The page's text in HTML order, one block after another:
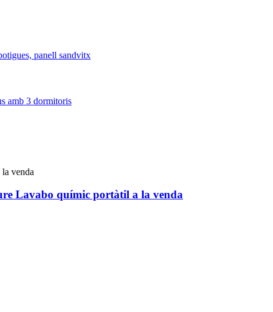
Lavabo químic portàtil a la venda